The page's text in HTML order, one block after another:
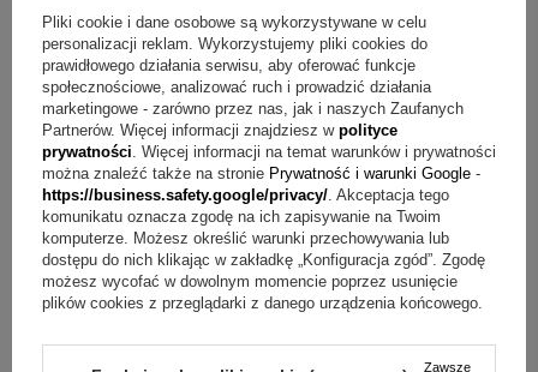
Świeca model G6
Indywidualny nadruk zdjęcia lub grafiki oraz napisów
Profitka
Okapnik
Skrzynka na świece
Dowolny nadruk na wieku (tekst, grafika, logo lub zdjęcie
bez limitu znaków)
Pytania i odpowiedzi o zestaw ze zdjęciem i pudełkiem
Pytanie:Jak wykonywana jest personalizacja na świecy?
Odpowiedź:Personalizacja jest robiona metodą sublimacji
Pliki cookie i dane osobowe są wykorzystywane w celu
personalizacji reklam. Wykorzystujemy pliki cookies do
prawidłowego działania serwisu, aby oferować funkcje
społecznościowe, analizować ruch i prowadzić działania
marketingowe - zarówno przez nas, jak i naszych Zaufanych
Partnerów. Więcej informacji znajdziesz w polityce
prywatności. Więcej informacji na temat warunków i prywatności
można znaleźć także na stronie Prywatność i warunki Google -
https://business.safety.google/privacy/. Akceptacja tego
komunikatu oznacza zgodę na ich zapisywanie na Twoim
komputerze. Możesz określić warunki przechowywania lub
dostępu do nich klikając w zakładkę „Konfiguracja zgód”. Zgodę
możesz wycofać w dowolnym momencie poprzez usunięcie
plików cookies z przeglądarki z danego urządzenia końcowego.
Zawsze